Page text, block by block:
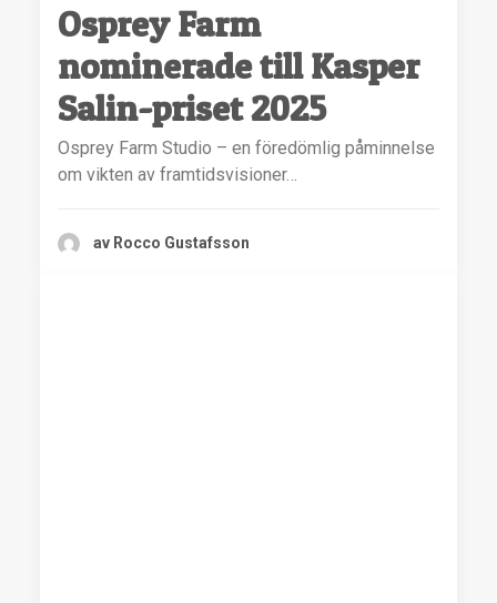
Osprey Farm
nominerade till Kasper
Salin-priset 2025
Osprey Farm Studio – en föredömlig påminnelse
om vikten av framtidsvisioner…
av Rocco Gustafsson